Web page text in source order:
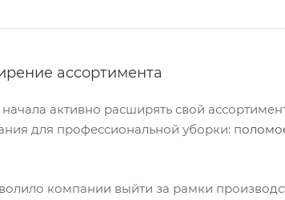
ассортимента
активно расширять свой
для профессиональной уборки: п
компании выйти за рамки